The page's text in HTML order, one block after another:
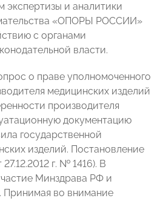
и аналитики
«ОПОРЫ РОССИИ»
с органами
власти.
о праве уполномоченного
медицинских изделий
производителя
документацию
государственной
изделий. Постановление
г. № 1416). В
Минздрава РФ и
Принимая во внимание